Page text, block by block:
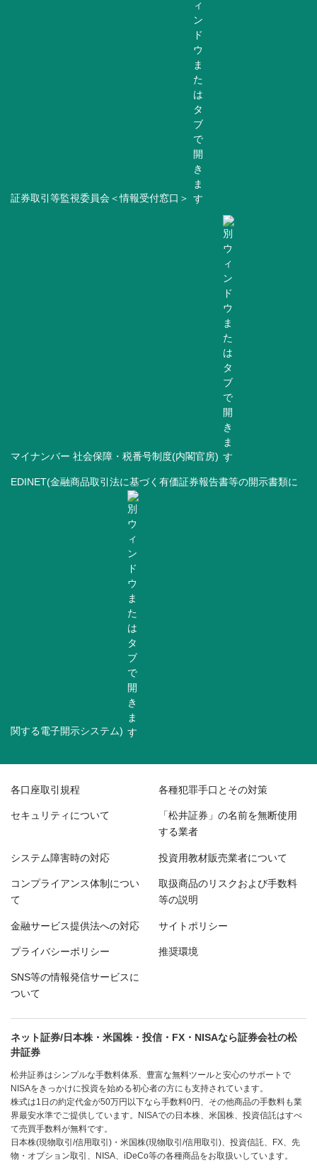
証券取引等監視委員会＜情報受付窓口＞
マイナンバー 社会保障・税番号制度(内閣官房)
EDINET(金融商品取引法に基づく有価証券報告書等の開示書類に
関する電子開示システム)
各口座取引規程 各種犯罪手口とその対策
セキュリティについて 「松井証券」の名前を無断使用
する業者
システム障害時の対応 投資用教材販売業者について
コンプライアンス体制につい
て
取扱商品のリスクおよび手数料
等の説明
金融サービス提供法への対応 サイトポリシー
プライバシーポリシー 推奨環境
SNS等の情報発信サービスに
ついて
ネット証券/日本株・米国株・投信・FX・NISAなら証券会社の松
井証券
松井証券はシンプルな手数料体系、豊富な無料ツールと安心のサポートで
NISAをきっかけに投資を始める初心者の方にも支持されています。
株式は1日の約定代金が50万円以下なら手数料0円、その他商品の手数料も業
界最安水準でご提供しています。NISAでの日本株、米国株、投資信託はすべ
て売買手数料が無料です。
日本株(現物取引/信用取引)・米国株(現物取引/信用取引)、投資信託、FX、先
物・オプション取引、NISA、iDeCo等の各種商品をお取扱いしています。